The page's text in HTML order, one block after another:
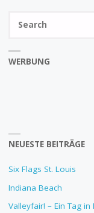
WERBUNG
NEUESTE BEITRÄGE
Six Flags St. Louis
Indiana Beach
Valleyfair! – Ein Tag